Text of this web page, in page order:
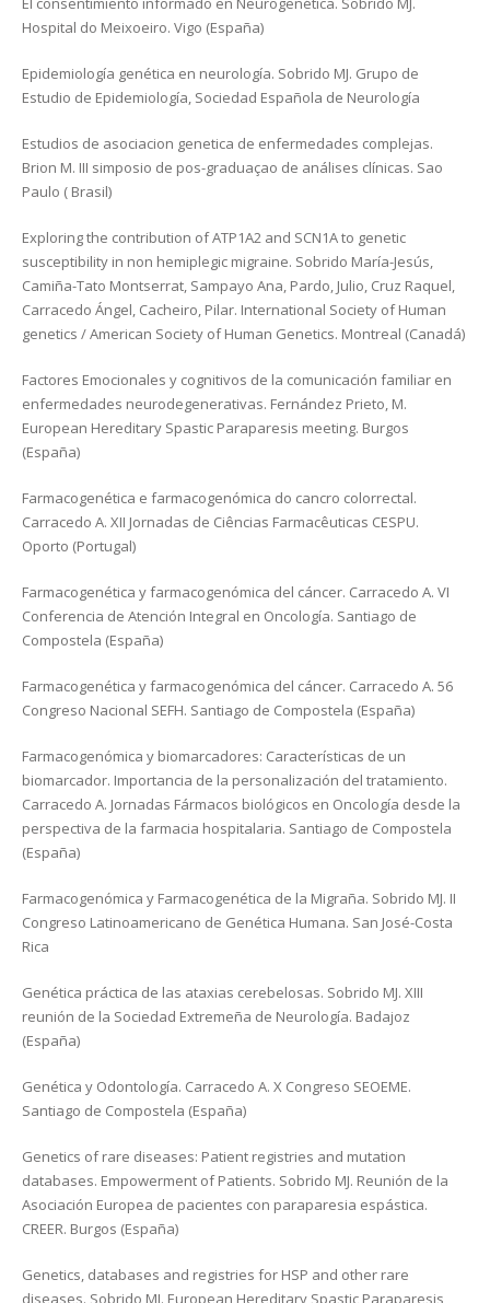
Hospital do Meixoeiro. Vigo (España)
Epidemiología genética en neurología. Sobrido MJ. Grupo de
Estudio de Epidemiología, Sociedad Española de Neurología
Estudios de asociacion genetica de enfermedades complejas.
Brion M. III simposio de pos-graduaçao de análises clínicas. Sao
Paulo ( Brasil)
Exploring the contribution of ATP1A2 and SCN1A to genetic
susceptibility in non hemiplegic migraine. Sobrido María-Jesús,
Camiña-Tato Montserrat, Sampayo Ana, Pardo, Julio, Cruz Raquel,
Carracedo Ángel, Cacheiro, Pilar. International Society of Human
genetics / American Society of Human Genetics. Montreal (Canadá)
Factores Emocionales y cognitivos de la comunicación familiar en
enfermedades neurodegenerativas. Fernández Prieto, M.
European Hereditary Spastic Paraparesis meeting. Burgos
(España)
Farmacogenética e farmacogenómica do cancro colorrectal.
Carracedo A. XII Jornadas de Ciências Farmacêuticas CESPU.
Oporto (Portugal)
Farmacogenética y farmacogenómica del cáncer. Carracedo A. VI
Conferencia de Atención Integral en Oncología. Santiago de
Compostela (España)
Farmacogenética y farmacogenómica del cáncer. Carracedo A. 56
Congreso Nacional SEFH. Santiago de Compostela (España)
Farmacogenómica y biomarcadores: Características de un
biomarcador. Importancia de la personalización del tratamiento.
Carracedo A. Jornadas Fármacos biológicos en Oncología desde la
perspectiva de la farmacia hospitalaria. Santiago de Compostela
(España)
Farmacogenómica y Farmacogenética de la Migraña. Sobrido MJ. II
Congreso Latinoamericano de Genética Humana. San José-Costa
Rica
Genética práctica de las ataxias cerebelosas. Sobrido MJ. XIII
reunión de la Sociedad Extremeña de Neurología. Badajoz
(España)
Genética y Odontología. Carracedo A. X Congreso SEOEME.
Santiago de Compostela (España)
Genetics of rare diseases: Patient registries and mutation
databases. Empowerment of Patients. Sobrido MJ. Reunión de la
Asociación Europea de pacientes con paraparesia espástica.
CREER. Burgos (España)
Genetics, databases and registries for HSP and other rare
diseases. Sobrido MJ. European Hereditary Spastic Paraparesis